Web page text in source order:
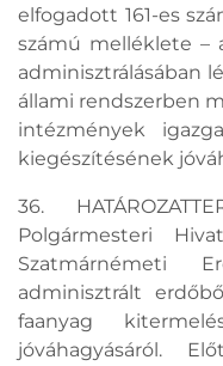
elfogadott 161-es
számú melléklete –
adminisztrálásában
állami rendszerben
intézmények
kiegészítésének
36.
Polgármesteri
Szatmárnémeti
adminisztrált
faanyag
jóváhagyásáról.